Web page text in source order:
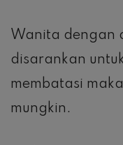
Wanita dengan
disarankan
membatasi
mungkin.